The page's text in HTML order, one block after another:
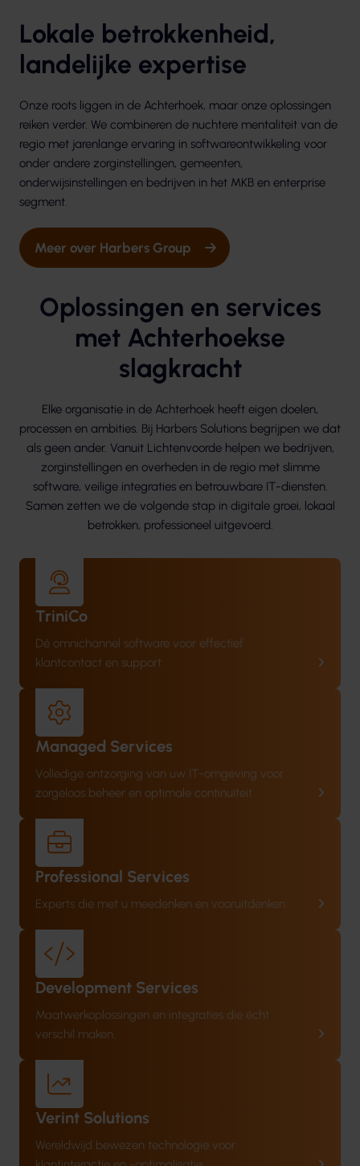
Lokale betrokkenheid,
landelijke expertise
Onze roots liggen in de Achterhoek, maar onze oplossingen
reiken verder. We combineren de nuchtere mentaliteit van de
regio met jarenlange ervaring in softwareontwikkeling voor
onder andere zorginstellingen, gemeenten,
onderwijsinstellingen en bedrijven in het MKB en enterprise
segment.
Meer over Harbers Group
Oplossingen en services
met Achterhoekse
slagkracht
Elke organisatie in de Achterhoek heeft eigen doelen,
processen en ambities. Bij Harbers Solutions begrijpen we dat
als geen ander. Vanuit Lichtenvoorde helpen we bedrijven,
zorginstellingen en overheden in de regio met slimme
software, veilige integraties en betrouwbare IT-diensten.
Samen zetten we de volgende stap in digitale groei, lokaal
betrokken, professioneel uitgevoerd.
TriniCo
Dé omnichannel software voor effectief
klantcontact en support.
Managed Services
Volledige ontzorging van uw IT-omgeving voor
zorgeloos beheer en optimale continuïteit.
Professional Services
Experts die met u meedenken en vooruitdenken.
Development Services
Maatwerkoplossingen en integraties die écht
verschil maken.
Verint Solutions
Wereldwijd bewezen technologie voor